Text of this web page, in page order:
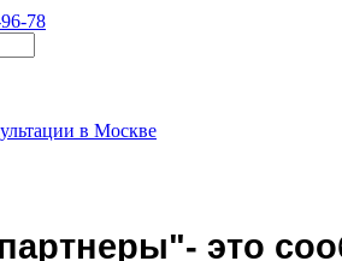
в Москве
это